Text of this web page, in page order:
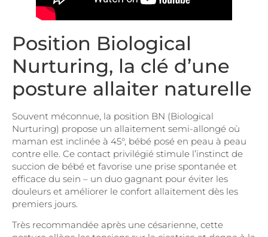
Position Biological
Nurturing, la clé d’une
posture allaiter naturelle
Souvent méconnue, la position BN (Biological
Nurturing) propose un allaitement semi-allongé où
maman est inclinée à 45°, bébé posé en peau à peau
contre elle. Ce contact privilégié stimule l’instinct de
succion de bébé et favorise une prise spontanée et
efficace du sein – un duo gagnant pour éviter les
douleurs et améliorer le confort allaitement dès les
premiers jours.
Très recommandée après une césarienne, cette